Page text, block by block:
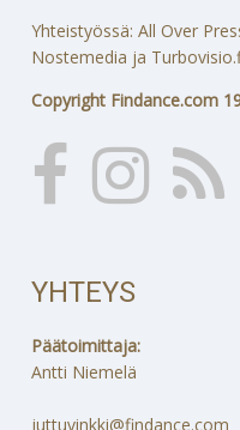
Yhteistyössä: All Over
Nostemedia ja
Copyright Findance.com
YHTEYS
Päätoimittaja:
Antti Niemelä
juttuvinkki@findance.com